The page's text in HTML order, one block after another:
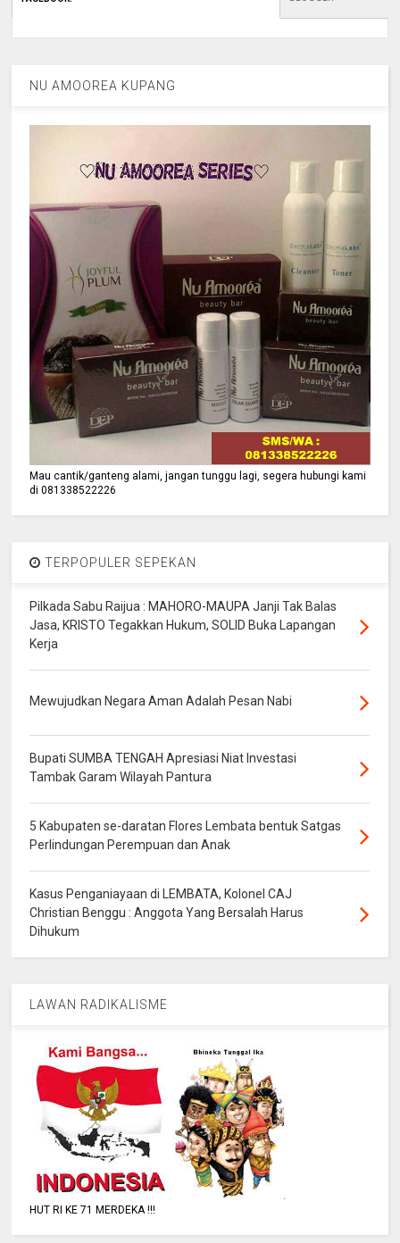
NU AMOOREA KUPANG
Mau cantik/ganteng alami, jangan tunggu lagi, segera hubungi kami
di 081338522226
TERPOPULER SEPEKAN
Pilkada Sabu Raijua : MAHORO-MAUPA Janji Tak Balas
Jasa, KRISTO Tegakkan Hukum, SOLID Buka Lapangan
Kerja
Mewujudkan Negara Aman Adalah Pesan Nabi
Bupati SUMBA TENGAH Apresiasi Niat Investasi
Tambak Garam Wilayah Pantura
5 Kabupaten se-daratan Flores Lembata bentuk Satgas
Perlindungan Perempuan dan Anak
Kasus Penganiayaan di LEMBATA, Kolonel CAJ
Christian Benggu : Anggota Yang Bersalah Harus
Dihukum
LAWAN RADIKALISME
HUT RI KE 71 MERDEKA !!!